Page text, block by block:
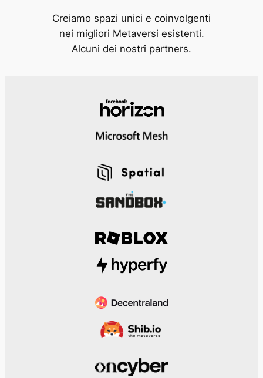
Creiamo spazi unici e coinvolgenti
nei migliori Metaversi esistenti.
Alcuni dei nostri partners.